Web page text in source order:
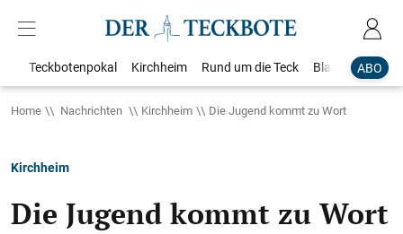
ABO
Teckbotenpokal Kirchheim Rund um die Teck Blaulicht
Home Nachrichten Kirchheim Die Jugend kommt zu Wort
Kirchheim
Die Jugend kommt zu Wort